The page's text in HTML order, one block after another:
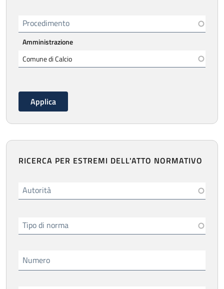
Procedimento
Amministrazione
RICERCA PER ESTREMI DELL'ATTO NORMATIVO
Autorità
Tipo di norma
Numero